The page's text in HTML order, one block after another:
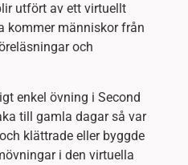
utfört av ett virtuellt
kommer människor från
och
enkel övning i Second
till gamla dagar så var
klättrade eller byggde
i den virtuella